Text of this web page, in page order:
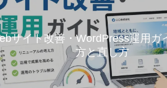
サイト改善・WordPress運用ガ
方と直し方